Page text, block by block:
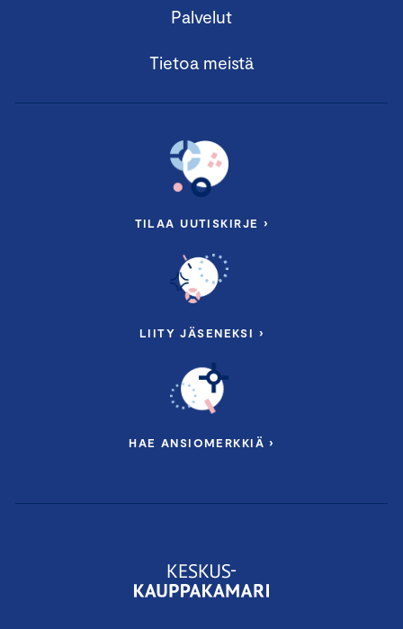
Palvelut
Tietoa meistä
TILAA UUTISKIRJE ›
LIITY JÄSENEKSI ›
HAE ANSIOMERKKIÄ ›